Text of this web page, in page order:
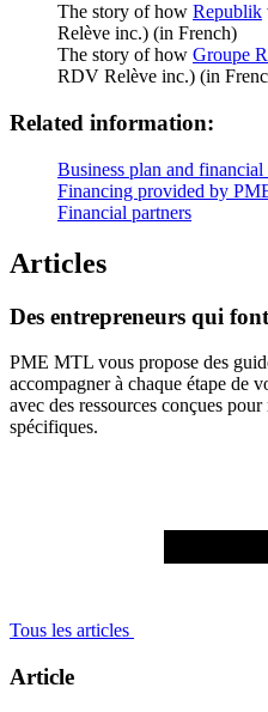
The story of how Republik
Relève inc.) (in French)
The story of how Groupe
RDV Relève inc.) (in
Related information:
Business plan and financial
Financing provided by
Financial partners
Articles
Des entrepreneurs qui font
PME MTL vous propose des
accompagner à chaque étape de
avec des ressources conçues
spécifiques.
Tous les articles
Article